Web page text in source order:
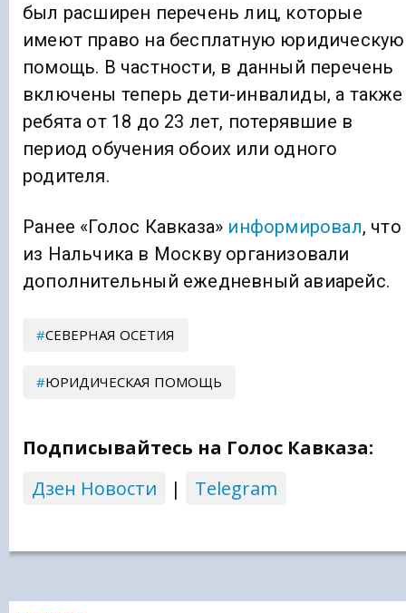
был расширен перечень лиц, которые
имеют право на бесплатную юридическую
помощь. В частности, в данный перечень
включены теперь дети-инвалиды, а также
ребята от 18 до 23 лет, потерявшие в
период обучения обоих или одного
родителя.
Ранее «Голос Кавказа» информировал, что
из Нальчика в Москву организовали
дополнительный ежедневный авиарейс.
СЕВЕРНАЯ ОСЕТИЯ
ЮРИДИЧЕСКАЯ ПОМОЩЬ
Подписывайтесь на Голос Кавказа:
Дзен Новости
| Telegram